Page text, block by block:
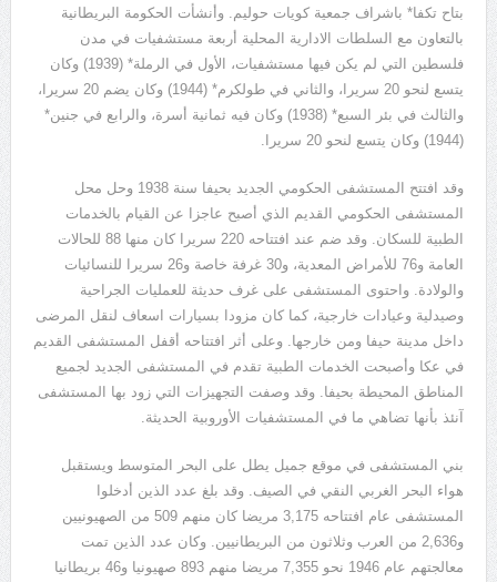
بتاح تكفا* باشراف جمعية كويات حوليم. وأنشأت الحكومة البريطانية
بالتعاون مع السلطات الادارية المحلية أربعة مستشفيات في مدن
فلسطين التي لم يكن فيها مستشفيات، الأول في الرملة* (1939) وكان
يتسع لنحو 20 سريرا، والثاني في طولكرم* (1944) وكان يضم 20 سريرا،
والثالث في بئر السبع* (1938) وكان فيه ثمانية أسرة، والرابع في جنين*
(1944) وكان يتسع لنحو 20 سريرا.
وقد افتتح المستشفى الحكومي الجديد بحيفا سنة 1938 وحل محل
المستشفى الحكومي القديم الذي أصبح عاجزا عن القيام بالخدمات
الطبية للسكان. وقد ضم عند افتتاحه 220 سريرا كان منها 88 للحالات
العامة و76 للأمراض المعدية، و30 غرفة خاصة و26 سريرا للنسائيات
والولادة. واحتوى المستشفى على غرف حديثة للعمليات الجراحية
وصيدلية وعيادات خارجية، كما كان مزودا بسيارات اسعاف لنقل المرضى
داخل مدينة حيفا ومن خارجها. وعلى أثر افتتاحه أقفل المستشفى القديم
في عكا وأصبحت الخدمات الطبية تقدم في المستشفى الجديد لجميع
المناطق المحيطة بحيفا. وقد وصفت التجهيزات التي زود بها المستشفى
آنئذ بأنها تضاهي ما في المستشفيات الأوروبية الحديثة.
بني المستشفى في موقع جميل يطل على البحر المتوسط ويستقبل
هواء البحر الغربي النقي في الصيف. وقد بلغ عدد الذين أدخلوا
المستشفى عام افتتاحه 3,175 مريضا كان منهم 509 من الصهيونيين
و2,636 من العرب وثلاثون من البريطانيين. وكان عدد الذين تمت
معالجتهم عام 1946 نحو 7,355 مريضا منهم 893 صهيونيا و46 بريطانيا